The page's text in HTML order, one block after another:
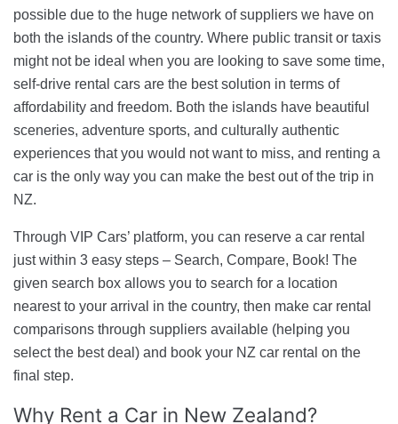
possible due to the huge network of suppliers we have on
both the islands of the country. Where public transit or taxis
might not be ideal when you are looking to save some time,
self-drive rental cars are the best solution in terms of
affordability and freedom. Both the islands have beautiful
sceneries, adventure sports, and culturally authentic
experiences that you would not want to miss, and renting a
car is the only way you can make the best out of the trip in
NZ.
Through VIP Cars’ platform, you can reserve a car rental
just within 3 easy steps – Search, Compare, Book! The
given search box allows you to search for a location
nearest to your arrival in the country, then make car rental
comparisons through suppliers available (helping you
select the best deal) and book your NZ car rental on the
final step.
Why Rent a Car in New Zealand?